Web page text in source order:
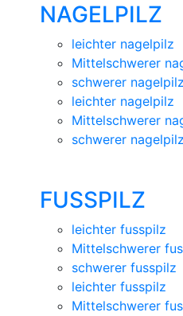
NAGELPILZ
leichter nagelpilz
Mittelschwerer
schwerer nagelpilz
leichter nagelpilz
Mittelschwerer
schwerer nagelpilz
FUSSPILZ
leichter fusspilz
Mittelschwerer
schwerer fusspilz
leichter fusspilz
Mittelschwerer